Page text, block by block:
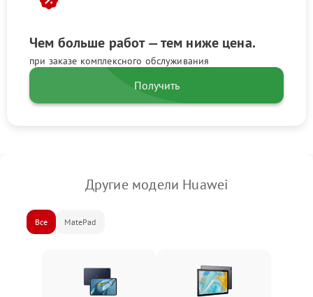
Чем больше работ — тем ниже цена.
при заказе комплексного обслуживания
Получить
Другие модели Huawei
Все MatePad